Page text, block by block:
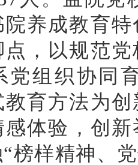
院养成教育
点，以规范
党组织协同
育方法为
体验，创
榜样精神、